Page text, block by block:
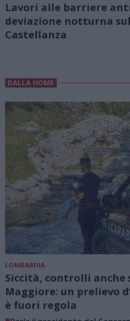
Lavori alle barriere
deviazione notturna
Castellanza
DALLA HOME
LOMBARDIA
Siccità, controlli anche
Maggiore: un prelievo
è fuori regola